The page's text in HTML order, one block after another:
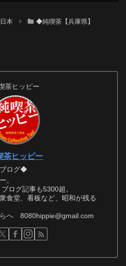
本 ◆純喫茶【兵庫県】
茶ヒッピー
茶ヒッピー
ログ◆
。
ログ記事も5300超。
食堂、看板など、昭和が残る
へ 8080hippie@gmail.com